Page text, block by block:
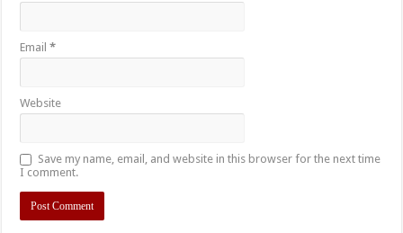
Email*
Website
Save my name, email, and website in this browser for the next time
I comment.